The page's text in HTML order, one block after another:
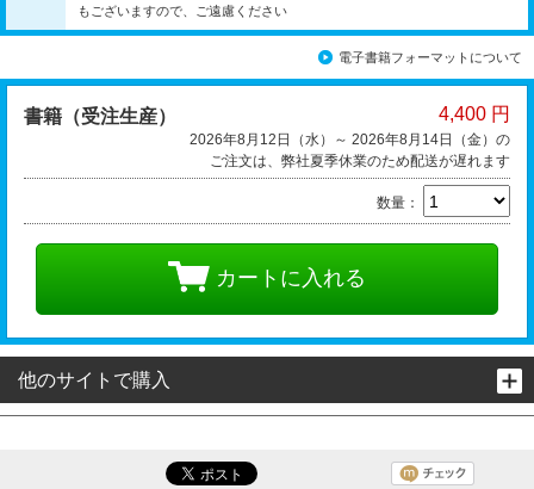
もございますので、ご遠慮ください
電子書籍フォーマットについて
書籍（受注生産） 4,400 円
2026年8月12日（水）～ 2026年8月14日（金）の
ご注文は、弊社夏季休業のため配送が遅れます
数量：
カートに入れる
他のサイトで購入